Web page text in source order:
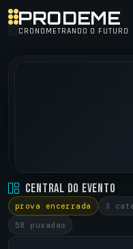
PRODEME
CRONOMETRANDO O FUTURO
FORD RJ • 0601
RIOCENTRO - RJ •
Central do Evento
prova encerrada 3
58 puxadas